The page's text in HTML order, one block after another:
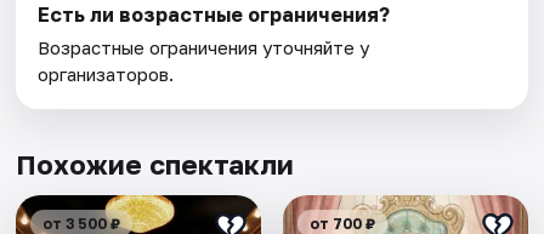
Есть ли возрастные ограничения?
Возрастные ограничения уточняйте у
организаторов.
Похожие спектакли
от 3 500 ₽ от 700 ₽